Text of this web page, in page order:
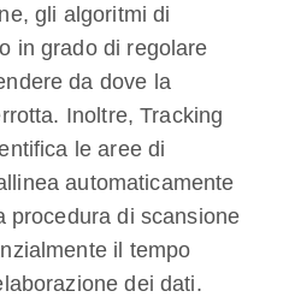
gli algoritmi di
in grado di regolare
da dove la
Inoltre, Tracking
le aree di
automaticamente
procedura di scansione
il tempo
dei dati.